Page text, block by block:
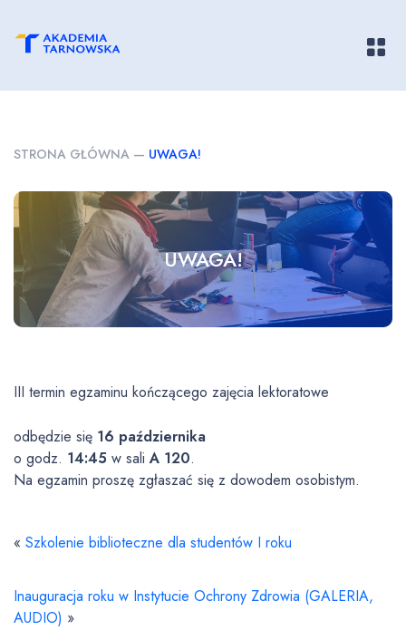
STRONA GŁÓWNA — UWAGA!
UWAGA!
III termin egzaminu kończącego zajęcia lektoratowe
odbędzie się 16 października
o godz. 14:45 w saliA 120.
Na egzamin proszę zgłaszać się z dowodem osobistym.
« Szkolenie biblioteczne dla studentów I roku
Inauguracja roku w Instytucie Ochrony Zdrowia (GALERIA,
AUDIO) »